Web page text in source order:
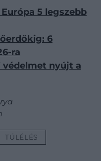
5 legszebb
6
ra
védelmet nyújt a
TÚLÉLÉS